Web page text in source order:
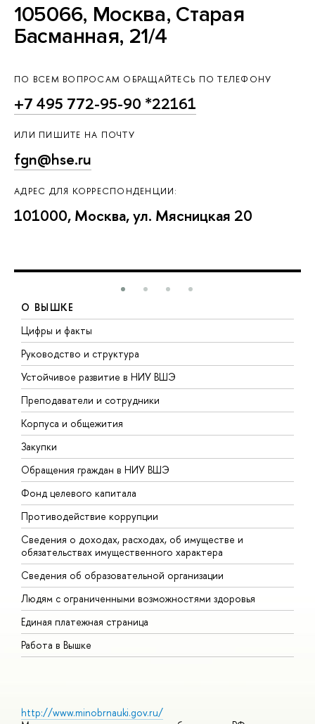
105066, Москва, Старая
Басманная, 21/4
ПО ВСЕМ ВОПРОСАМ ОБРАЩАЙТЕСЬ ПО ТЕЛЕФОНУ
+7 495 772-95-90 *22161
ИЛИ ПИШИТЕ НА ПОЧТУ
fgn@hse.ru
АДРЕС ДЛЯ КОРРЕСПОНДЕНЦИИ:
101000, Москва, ул. Мясницкая 20
О ВЫШКЕ
Цифры и факты
Руководство и структура
Устойчивое развитие в НИУ ВШЭ
Преподаватели и сотрудники
Корпуса и общежития
Закупки
Обращения граждан в НИУ ВШЭ
Фонд целевого капитала
Противодействие коррупции
Сведения о доходах, расходах, об имуществе и
обязательствах имущественного характера
Сведения об образовательной организации
Людям с ограниченными возможностями здоровья
Единая платежная страница
Работа в Вышке
http://www.minobrnauki.gov.ru/